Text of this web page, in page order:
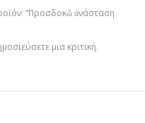
“Προσδοκῶ ἀνάσταση
μια κριτική.